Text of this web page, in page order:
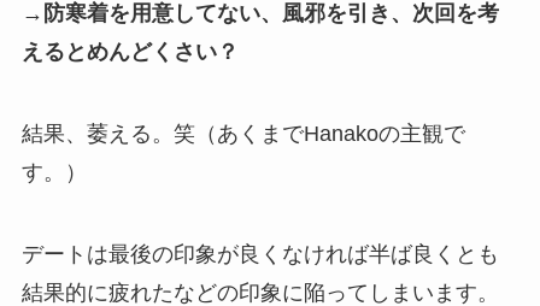
→ 防寒着を用意してない、風邪を引き、次回を考
えるとめんどくさい？
結果、萎える。笑（あくまでHanakoの主観で
す。）
デートは最後の印象が良くなければ半ば良くとも
結果的に疲れたなどの印象に陥ってしまいます。